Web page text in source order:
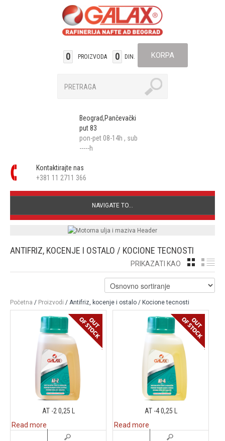
0 PROIZVODA 0 DIN. KORPA
Beograd,Pančevački
put 83
pon-pet 08-14h , sub
-----h
Kontaktirajte nas
+381 11 2711 366
NAVIGATE TO...
ANTIFRIZ, KOCENJE I OSTALO / KOCIONE TECNOSTI
PRIKAZATI KAO GRID
Početna / Proizvodi / Antifriz, kocenje i ostalo / Kocione tecnosti
AT -2 0,25 L
Read more
AT -4 0,25 L
Read more